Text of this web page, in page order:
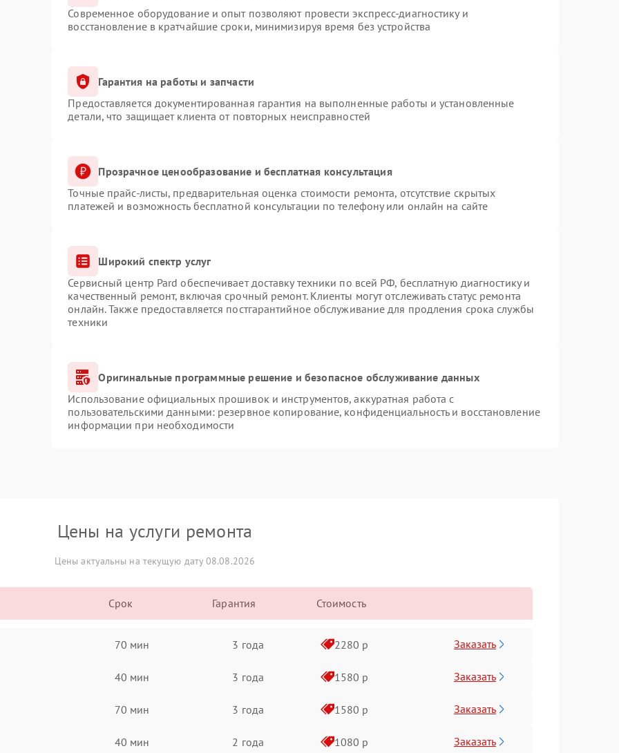
Современное оборудование и опыт позволяют провести экспресс-диагностику и
восстановление в кратчайшие сроки, минимизируя время без устройства
Гарантия на работы и запчасти
Предоставляется документированная гарантия на выполненные работы и установленные
детали, что защищает клиента от повторных неисправностей
Прозрачное ценообразование и бесплатная консультация
Точные прайс-листы, предварительная оценка стоимости ремонта, отсутствие скрытых
платежей и возможность бесплатной консультации по телефону или онлайн на сайте
Широкий спектр услуг
Сервисный центр Pard обеспечивает доставку техники по всей РФ, бесплатную диагностику и
качественный ремонт, включая срочный ремонт. Клиенты могут отслеживать статус ремонта
онлайн. Также предоставляется постгарантийное обслуживание для продления срока службы
техники
Оригинальные программные решение и безопасное обслуживание данных
Использование официальных прошивок и инструментов, аккуратная работа с
пользовательскими данными: резервное копирование, конфиденциальность и восстановление
информации при необходимости
Цены на услуги ремонта
Цены актуальны на текущую дату 08.08.2026
Срок Гарантия Стоимость
70 мин 3 года 2280 р Заказать
40 мин 3 года 1580 р Заказать
70 мин 3 года 1580 р Заказать
40 мин 2 года 1080 р Заказать